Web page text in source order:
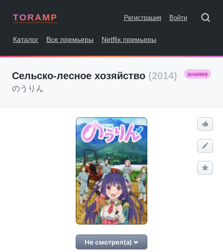
TORAMP Регистрация Войти
Каталог Все премьеры Netflix премьеры
Сельско-лесное хозяйство (2014) аниме
のうりん
Не смотрел(а)